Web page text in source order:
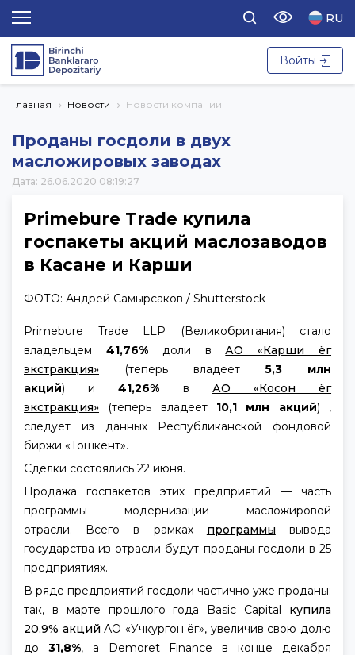
RU
Войты
Главная Новости Новости компании
Проданы госдоли в двух
масложировых заводах
Дата: 26.06.2020 08:19:27
Primebure Trade купила
госпакеты акций маслозаводов
в Касане и Карши
ФОТО: Андрей Самырсаков / Shutterstock
Primebure Trade LLP (Великобритания) стало
владельцем 41,76%доли вАО «Карши ёг
экстракция» (теперь владеет5,3 млн
акций) и41,26% в АО «Косон ёг
экстракция» (теперь владеет 10,1 млн акций) ,
следует из данных Республиканской фондовой
биржи «Тошкент».
Сделки состоялись 22 июня.
Продажа госпакетов этих предприятий — часть
программы модернизации масложировой
отрасли. Всего в рамках программы вывода
государства из отрасли будут проданы госдоли в 25
предприятиях.
В ряде предприятий госдоли частично уже проданы:
так, в марте прошлого года Basic Capital купила
20,9% акций АО «Учкургон ёг», увеличив свою долю
до 31,8%, а Demoret Finance в конце декабря